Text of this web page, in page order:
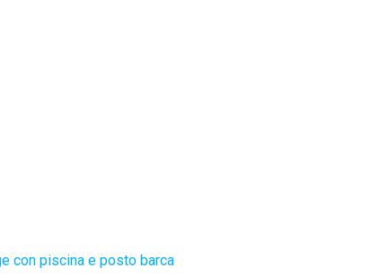
con piscina e posto barca